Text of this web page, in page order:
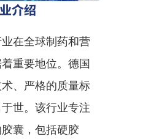
介绍
在全球制药和营
重要地位。德国
、严格的质量标
世。该行业专注
囊，包括硬胶